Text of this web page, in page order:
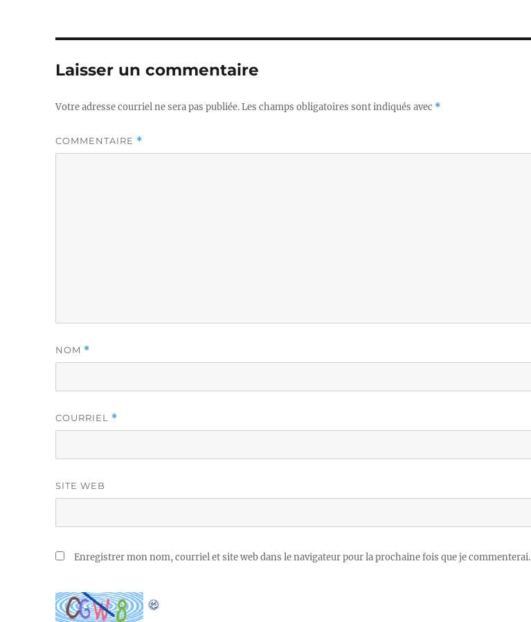
Laisser un commentaire
Votre adresse courriel ne sera pas publiée.Les champs obligatoires sont indiqués avec *
COMMENTAIRE *
NOM *
COURRIEL *
SITE WEB
Enregistrer mon nom, courriel et site web dans le navigateur pour la prochaine fois que je commenterai.